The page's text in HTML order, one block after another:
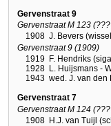
Gervenstraat 9
Gervenstraat M 123
1908 J. Bevers
Gervenstraat 9 (1909)
1919 F. Hendriks
1928 L. Huijsmans -
1943 wed. J. van den
Gervenstraat 7
Gervenstraat M 124
1908 H.J. van Tuijl